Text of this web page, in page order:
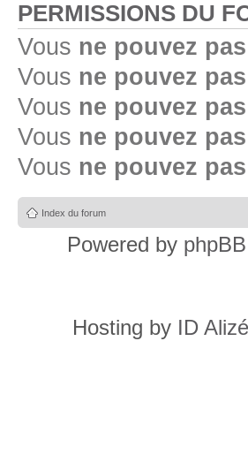
PERMISSIONS DU
Vous ne pouvez pas
Vous ne pouvez pas
Vous ne pouvez pas
Vous ne pouvez pas
Vous ne pouvez pas
Index du forum
Powered by phpBB
Hosting by ID